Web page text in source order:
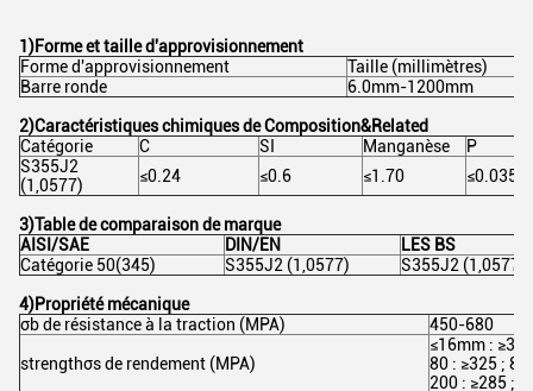
1)Forme et taille d'approvisionnement
Forme d'approvisionnement
Taille (millimètres)
Barre ronde
6.0mm-1200mm
2)Caractéristiques chimiques de Composition&Related
Catégorie
C SI Manganèse
P
S355J2
(1,0577)
≤0.24 ≤0.6 ≤1.70 ≤0.035
3)Table de comparaison de marque
AISI/SAE
DIN/EN
LES BS
Catégorie 50(345)
S355J2 (1,0577) S355J2 (1,0577)
4)Propriété mécanique
σb de résistance à la traction (MPA)
450-680
strengthσs de rendement (MPA)
≤16mm :
80 : ≥325 ;
200 : ≥285 ;